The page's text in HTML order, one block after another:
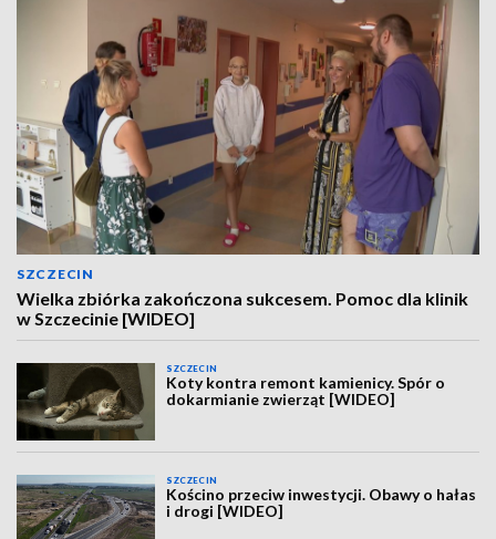
SZCZECIN
Wielka zbiórka zakończona sukcesem. Pomoc dla klinik
w Szczecinie [WIDEO]
SZCZECIN
Koty kontra remont kamienicy. Spór o
dokarmianie zwierząt [WIDEO]
SZCZECIN
Kościno przeciw inwestycji. Obawy o hałas
i drogi [WIDEO]